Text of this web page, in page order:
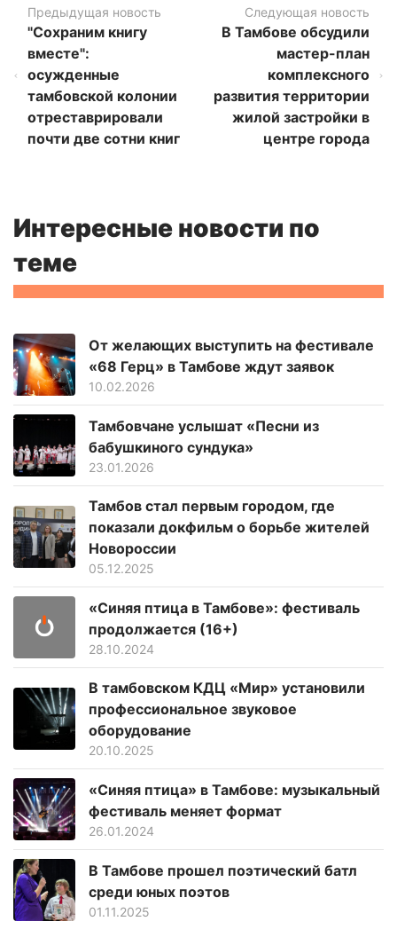
Предыдущая новость
"Сохраним книгу
вместе":
осужденные
тамбовской колонии
отреставрировали
почти две сотни книг
Следующая новость
В Тамбове обсудили
мастер-план
комплексного
развития территории
жилой застройки в
центре города
Интересные новости по
теме
От желающих выступить на фестивале
«68 Герц» в Тамбове ждут заявок
10.02.2026
Тамбовчане услышат «Песни из
бабушкиного сундука»
23.01.2026
Тамбов стал первым городом, где
показали докфильм о борьбе жителей
Новороссии
05.12.2025
«Синяя птица в Тамбове»: фестиваль
продолжается (16+)
28.10.2024
В тамбовском КДЦ «Мир» установили
профессиональное звуковое
оборудование
20.10.2025
«Синяя птица» в Тамбове: музыкальный
фестиваль меняет формат
26.01.2024
В Тамбове прошел поэтический батл
среди юных поэтов
01.11.2025